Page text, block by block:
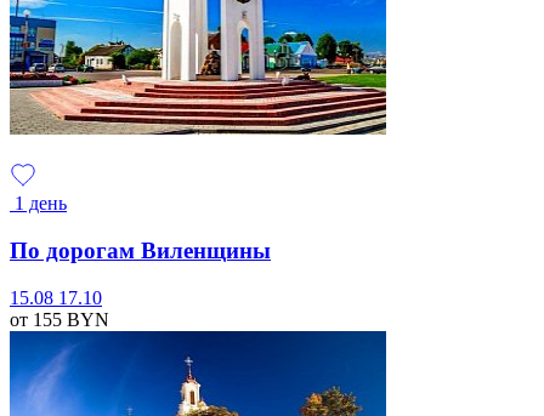
1 день
По дорогам Виленщины
15.08 17.10
от 155 BYN